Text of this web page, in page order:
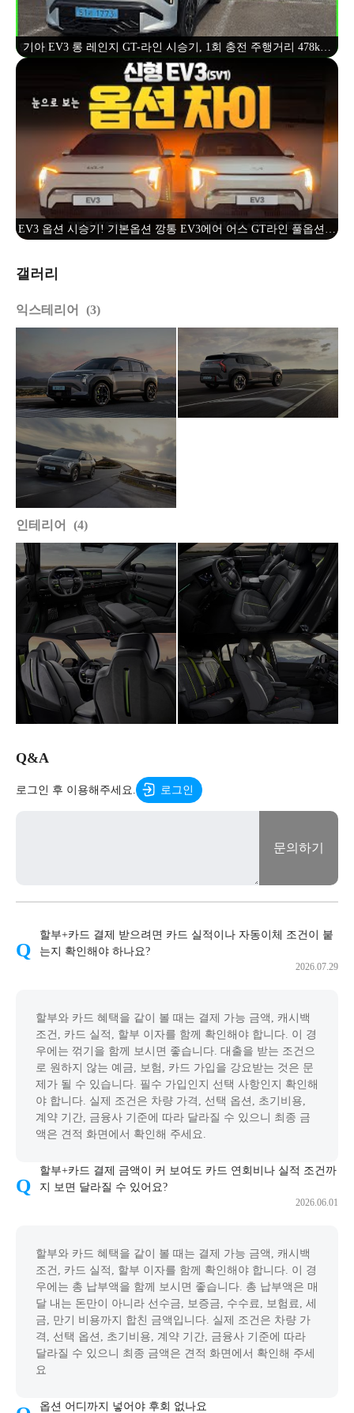
기아 EV3 롱 레인지 GT-라인 시승기, 1회 충전 주행거리 478km,
세제 혜택 후 4,502만원(2024 Kia EV3 Test Drive) - 2024.07.24
EV3 옵션 시승기! 기본옵션 깡통 EV3에어 어스 GT라인 풀옵션까
갤러리
익스테리어 3
인테리어 4
Q&A
로그인 후 이용해주세요. 로그인
문의하기
할부+카드 결제 받으려면 카드 실적이나 자동이체 조건이 붙
는지 확인해야 하나요?
2026.07.29
할부와 카드 혜택을 같이 볼 때는 결제 가능 금액, 캐시백
조건, 카드 실적, 할부 이자를 함께 확인해야 합니다. 이 경
우에는 꺾기을 함께 보시면 좋습니다. 대출을 받는 조건으
로 원하지 않는 예금, 보험, 카드 가입을 강요받는 것은 문
제가 될 수 있습니다. 필수 가입인지 선택 사항인지 확인해
야 합니다. 실제 조건은 차량 가격, 선택 옵션, 초기비용,
계약 기간, 금융사 기준에 따라 달라질 수 있으니 최종 금
액은 견적 화면에서 확인해 주세요.
할부+카드 결제 금액이 커 보여도 카드 연회비나 실적 조건까
지 보면 달라질 수 있어요?
2026.06.01
할부와 카드 혜택을 같이 볼 때는 결제 가능 금액, 캐시백
조건, 카드 실적, 할부 이자를 함께 확인해야 합니다. 이 경
우에는 총 납부액을 함께 보시면 좋습니다. 총 납부액은 매
달 내는 돈만이 아니라 선수금, 보증금, 수수료, 보험료, 세
금, 만기 비용까지 합친 금액입니다. 실제 조건은 차량 가
격, 선택 옵션, 초기비용, 계약 기간, 금융사 기준에 따라
달라질 수 있으니 최종 금액은 견적 화면에서 확인해 주세
요
옵션 어디까지 넣어야 후회 없나요